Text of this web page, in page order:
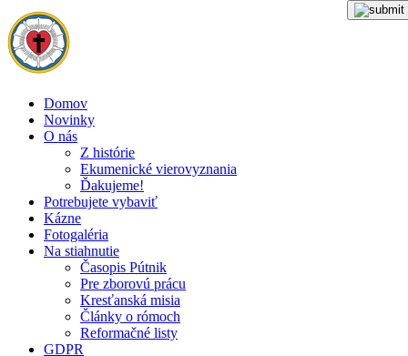
Domov
Novinky
O nás
Z histórie
Ekumenické vierovyznania
Ďakujeme!
Potrebujete vybaviť
Kázne
Fotogaléria
Na stiahnutie
Časopis Pútnik
Pre zborovú prácu
Kresťanská misia
Články o rómoch
Reformačné listy
GDPR